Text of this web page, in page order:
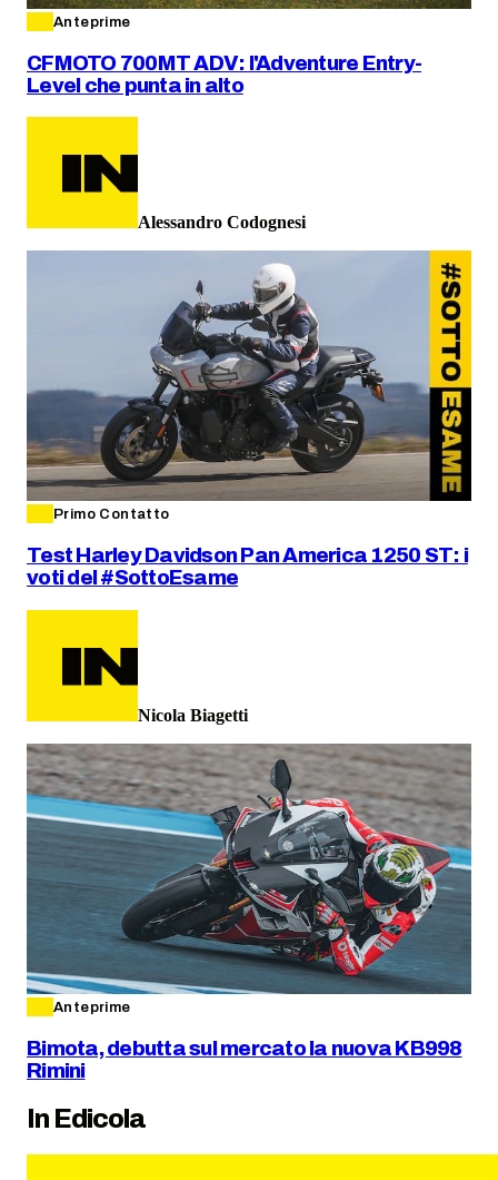
Anteprime
CFMOTO 700MT ADV: l'Adventure Entry-
Level che punta in alto
Alessandro Codognesi
Primo Contatto
Test Harley Davidson Pan America 1250 ST: i
voti del #SottoEsame
Nicola Biagetti
Anteprime
Bimota, debutta sul mercato la nuova KB998
Rimini
In Edicola